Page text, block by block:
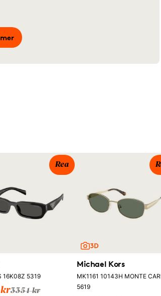
Rea
16K08Z 5319
kr3351 kr
Michael Kors
MK1161 10143H MONTE
5619